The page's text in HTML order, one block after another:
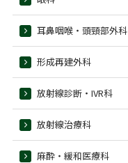
耳鼻咽喉・頭頸部外科
形成再建外科
放射線診断・IVR科
放射線治療科
麻酔・緩和医療科